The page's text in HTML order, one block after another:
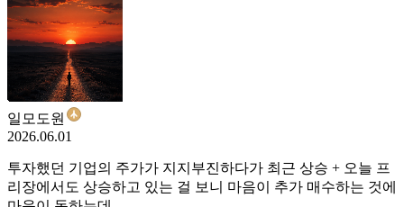
일모도원
2026.06.01
투자했던 기업의 주가가 지지부진하다가 최근 상승 + 오늘 프
리장에서도 상승하고 있는 걸 보니 마음이 추가 매수하는 것에